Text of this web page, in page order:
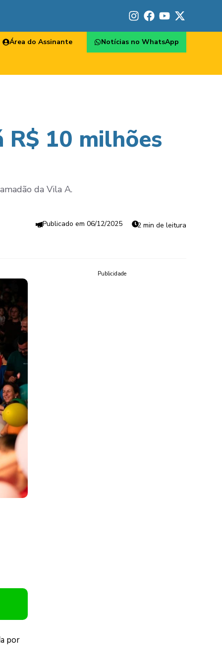
Área do Assinante Notícias no WhatsApp
10 milhões
da Vila A.
06/12/2025 2 min de leitura
por
Publicidade